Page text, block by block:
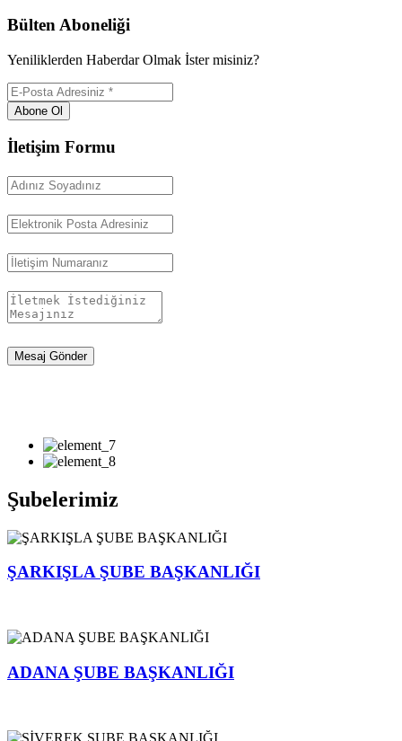
Bülten Aboneliği
Yeniliklerden Haberdar Olmak İster misiniz?
Abone Ol
İletişim Formu
Mesaj Gönder
Şubelerimiz
ŞARKIŞLA ŞUBE BAŞKANLIĞI
ADANA ŞUBE BAŞKANLIĞI